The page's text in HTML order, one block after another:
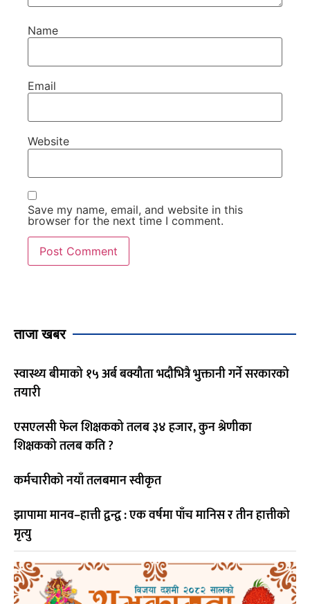
Name
Email
Website
Save my name, email, and website in this
browser for the next time I comment.
ताजा खबर
स्वास्थ्य बीमाको १५ अर्ब बक्यौता भदौभित्रै भुक्तानी गर्ने सरकारको
तयारी
एसएलसी फेल शिक्षकको तलब ३४ हजार, कुन श्रेणीका
शिक्षकको तलब कति ?
कर्मचारीको नयाँ तलबमान स्वीकृत
झापामा मानव–हात्ती द्वन्द्व : एक वर्षमा पाँच मानिस र तीन हात्तीको
मृत्यु